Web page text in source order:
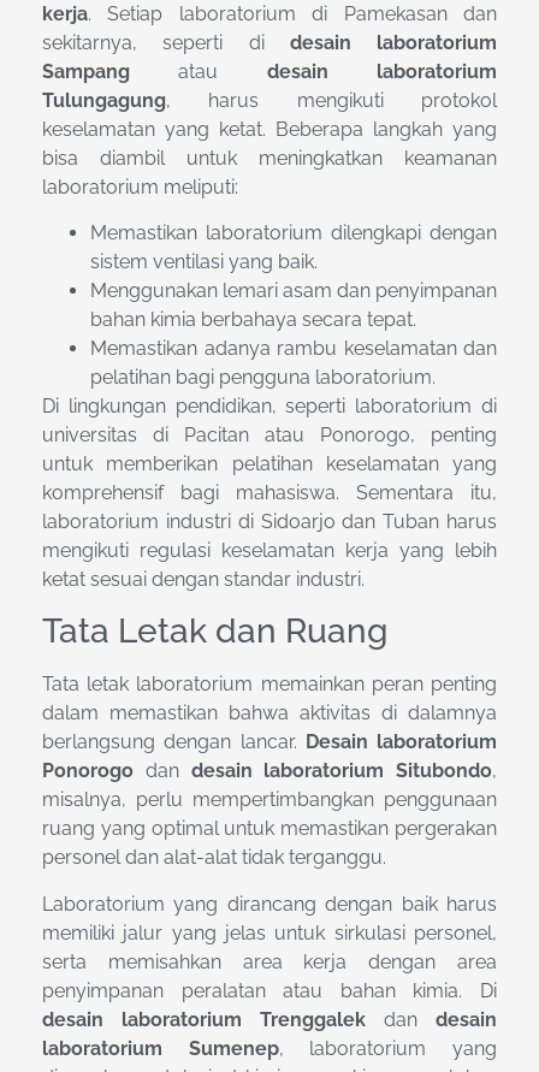
kerja. Setiap laboratorium di Pamekasan dan
sekitarnya, seperti di desain laboratorium
Sampang atau desain laboratorium
Tulungagung, harus mengikuti protokol
keselamatan yang ketat. Beberapa langkah yang
bisa diambil untuk meningkatkan keamanan
laboratorium meliputi:
Memastikan laboratorium dilengkapi dengan
sistem ventilasi yang baik.
Menggunakan lemari asam dan penyimpanan
bahan kimia berbahaya secara tepat.
Memastikan adanya rambu keselamatan dan
pelatihan bagi pengguna laboratorium.
Di lingkungan pendidikan, seperti laboratorium di
universitas di Pacitan atau Ponorogo, penting
untuk memberikan pelatihan keselamatan yang
komprehensif bagi mahasiswa. Sementara itu,
laboratorium industri di Sidoarjo dan Tuban harus
mengikuti regulasi keselamatan kerja yang lebih
ketat sesuai dengan standar industri.
Tata Letak dan Ruang
Tata letak laboratorium memainkan peran penting
dalam memastikan bahwa aktivitas di dalamnya
berlangsung dengan lancar. Desain laboratorium
Ponorogo dan desain laboratorium Situbondo,
misalnya, perlu mempertimbangkan penggunaan
ruang yang optimal untuk memastikan pergerakan
personel dan alat-alat tidak terganggu.
Laboratorium yang dirancang dengan baik harus
memiliki jalur yang jelas untuk sirkulasi personel,
serta memisahkan area kerja dengan area
penyimpanan peralatan atau bahan kimia. Di
desain laboratorium Trenggalek dan desain
laboratorium Sumenep, laboratorium yang